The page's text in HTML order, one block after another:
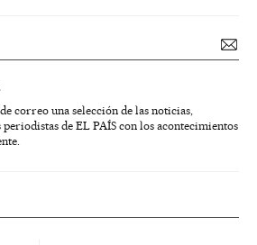
correo una selección de las noticias,
de EL PAÍS con los acontecimientos